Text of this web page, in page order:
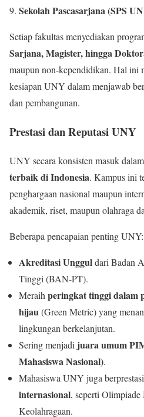
Sekolah Pascasarjana (SPS
Setiap fakultas menyediakan
Sarjana, Magister, hingga
maupun non-kependidikan. Hal ini
kesiapan UNY dalam menjawab
dan pembangunan.
Prestasi dan Reputasi UNY
UNY secara konsisten masuk
terbaik di Indonesia. Kampus ini
penghargaan nasional maupun
akademik, riset, maupun olahraga
Beberapa pencapaian penting UNY:
Akreditasi Ungguldari Badan
Tinggi (BAN-PT).
Meraih peringkat tinggi dalam
hijau(Green Metric) yang
lingkungan berkelanjutan.
Sering menjadi juara umum
Mahasiswa Nasional).
Mahasiswa UNY juga
internasional, seperti
Keolahragaan.